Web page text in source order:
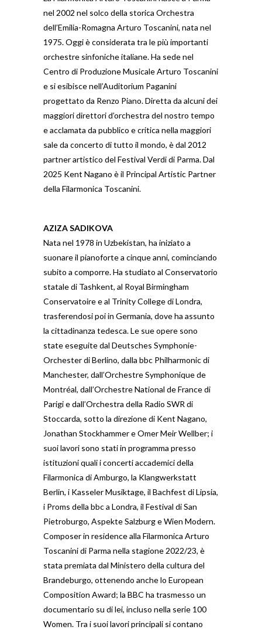
nel 2002 nel solco della storica Orchestra
dell’Emilia-Romagna Arturo Toscanini, nata nel
1975. Oggi è considerata tra le più importanti
orchestre sinfoniche italiane. Ha sede nel
Centro di Produzione Musicale Arturo Toscanini
e si esibisce nell’Auditorium Paganini
progettato da Renzo Piano. Diretta da alcuni dei
maggiori direttori d’orchestra del nostro tempo
e acclamata da pubblico e critica nella maggiori
sale da concerto di tutto il mondo, è dal 2012
partner artistico del Festival Verdi di Parma. Dal
2025 Kent Nagano è il Principal Artistic Partner
della Filarmonica Toscanini.
AZIZA SADIKOVA
Nata nel 1978 in Uzbekistan, ha iniziato a
suonare il pianoforte a cinque anni, cominciando
subito a comporre. Ha studiato al Conservatorio
statale di Tashkent, al Royal Birmingham
Conservatoire e al Trinity College di Londra,
trasferendosi poi in Germania, dove ha assunto
la cittadinanza tedesca. Le sue opere sono
state eseguite dal Deutsches Symphonie-
Orchester di Berlino, dalla bbc Philharmonic di
Manchester, dall’Orchestre Symphonique de
Montréal, dall’Orchestre National de France di
Parigi e dall’Orchestra della Radio SWR di
Stoccarda, sotto la direzione di Kent Nagano,
Jonathan Stockhammer e Omer Meir Wellber; i
suoi lavori sono stati in programma presso
istituzioni quali i concerti accademici della
Filarmonica di Amburgo, la Klangwerkstatt
Berlin, i Kasseler Musiktage, il Bachfest di Lipsia,
i Proms della bbc a Londra, il Festival di San
Pietroburgo, Aspekte Salzburg e Wien Modern.
Composer in residence alla Filarmonica Arturo
Toscanini di Parma nella stagione 2022/23, è
stata premiata dal Ministero della cultura del
Brandeburgo, ottenendo anche lo European
Composition Award; la BBC ha trasmesso un
documentario su di lei, incluso nella serie 100
Women. Tra i suoi lavori principali si contano